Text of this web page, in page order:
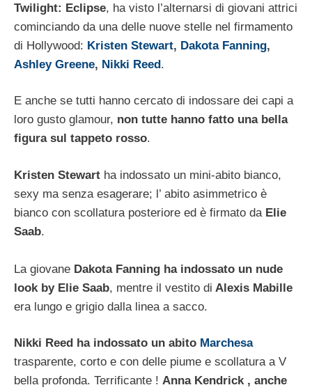
Twilight: Eclipse, ha visto l’alternarsi di giovani attrici
cominciando da una delle nuove stelle nel firmamento
di Hollywood: Kristen Stewart, Dakota Fanning,
Ashley Greene, Nikki Reed.
E anche se tutti hanno cercato di indossare dei capi a
loro gusto glamour, non tutte hanno fatto una bella
figura sul tappeto rosso.
Kristen Stewart ha indossato un mini-abito bianco,
sexy ma senza esagerare; l’ abito asimmetrico è
bianco con scollatura posteriore ed è firmato da Elie
Saab.
La giovane Dakota Fanning ha indossato un nude
look by Elie Saab, mentre il vestito di Alexis Mabille
era lungo e grigio dalla linea a sacco.
Nikki Reed ha indossato un abito Marchesa
trasparente, corto e con delle piume e scollatura a V
bella profonda. Terrificante ! Anna Kendrick , anche